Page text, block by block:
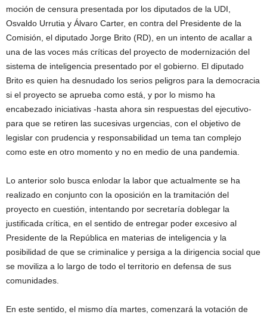
moción de censura presentada por los diputados de la UDI,
Osvaldo Urrutia y Álvaro Carter, en contra del Presidente de la
Comisión, el diputado Jorge Brito (RD), en un intento de acallar a
una de las voces más críticas del proyecto de modernización del
sistema de inteligencia presentado por el gobierno. El diputado
Brito es quien ha desnudado los serios peligros para la democracia
si el proyecto se aprueba como está, y por lo mismo ha
encabezado iniciativas -hasta ahora sin respuestas del ejecutivo-
para que se retiren las sucesivas urgencias, con el objetivo de
legislar con prudencia y responsabilidad un tema tan complejo
como este en otro momento y no en medio de una pandemia.
Lo anterior solo busca enlodar la labor que actualmente se ha
realizado en conjunto con la oposición en la tramitación del
proyecto en cuestión, intentando por secretaría doblegar la
justificada crítica, en el sentido de entregar poder excesivo al
Presidente de la República en materias de inteligencia y la
posibilidad de que se criminalice y persiga a la dirigencia social que
se moviliza a lo largo de todo el territorio en defensa de sus
comunidades.
En este sentido, el mismo día martes, comenzará la votación de